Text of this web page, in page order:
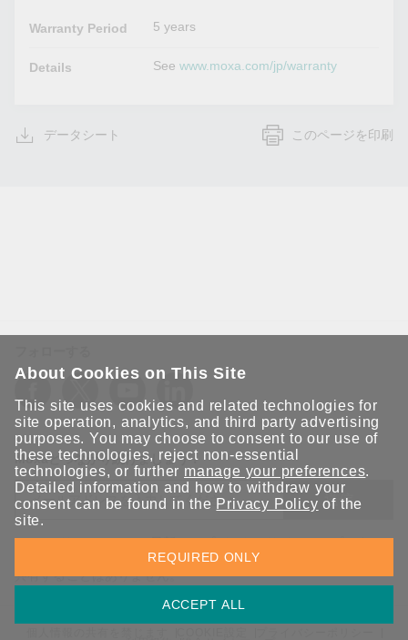
Warranty Period 5 years
Details Seewww.moxa.com/jp/warranty
データシート このページを印刷
Moxaとつながり続けましょう！
送信
Moxaソリューションの最新アップデートにサインアップしま
す。 Moxaではプライバシーを尊重しており、メールを他の人と
共有することはありません。
About Cookies on This Site
This site uses cookies and related technologies for
site operation, analytics, and third party advertising
purposes. You may choose to consent to our use of
these technologies, reject non-essential
technologies, or further manage your preferences.
Detailed information and how to withdraw your
consent can be found in the Privacy Policy of the
site.
ACCEPT ALL
REQUIRED ONLY